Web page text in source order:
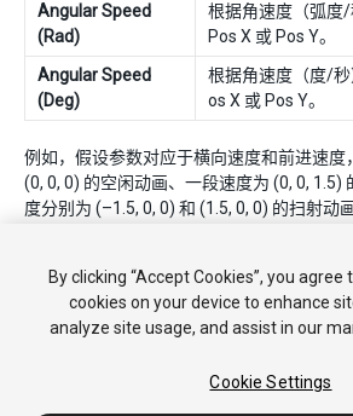
Angular Speed
(Rad)
根据角速度（弧度
Pos X 或 Pos Y。
Angular Speed
(Deg)
根据角速度（度/
os X 或 Pos Y。
例如，假设参数对应于横向速度和前进速度
(0, 0, 0) 的空闲动画、一段速度为 (0, 0, 1.5)
度分别为 (–1.5, 0, 0) 和 (1.5, 0, 0) 的扫射动
By clicking “Accept Cookies”, you
cookies on your device to enhance
analyze site usage, and assist in our
Cookie Settings